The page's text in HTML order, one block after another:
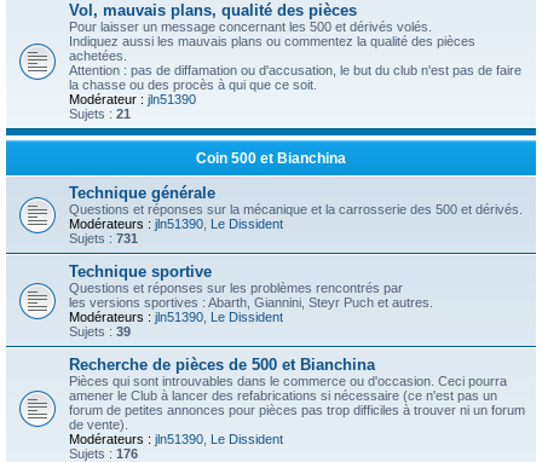
Vol, mauvais plans, qualité des pièces
Pour laisser un message concernant les 500 et dérivés volés.
Indiquez aussi les mauvais plans ou commentez la qualité des pièces
achetées.
Attention : pas de diffamation ou d'accusation, le but du club n'est pas de faire
la chasse ou des procès à qui que ce soit.
Modérateur : jln51390
Sujets : 21
Coin 500 et Bianchina
Technique générale
Questions et réponses sur la mécanique et la carrosserie des 500 et dérivés.
Modérateurs : jln51390 Le Dissident
Sujets : 731
Technique sportive
Questions et réponses sur les problèmes rencontrés par
les versions sportives : Abarth, Giannini, Steyr Puch et autres.
Modérateurs : jln51390 Le Dissident
Sujets : 39
Recherche de pièces de 500 et Bianchina
Pièces qui sont introuvables dans le commerce ou d'occasion. Ceci pourra
amener le Club à lancer des refabrications si nécessaire (ce n'est pas un
forum de petites annonces pour pièces pas trop difficiles à trouver ni un forum
de vente).
Modérateurs : jln51390 Le Dissident
Sujets : 176